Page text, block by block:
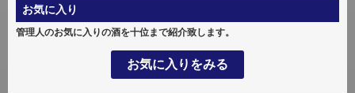
お気に入り
管理人のお気に入りの酒を十位まで紹介致します。
お気に入りをみる